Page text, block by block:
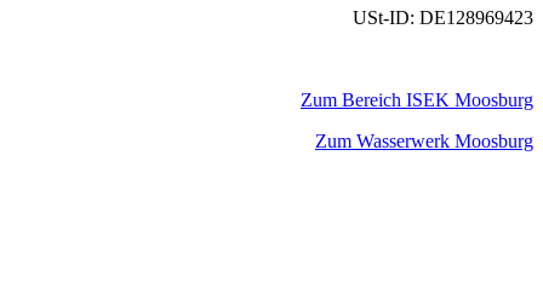
USt-ID: DE128969423
Zum Bereich ISEK Moosburg
Zum Wasserwerk Moosburg